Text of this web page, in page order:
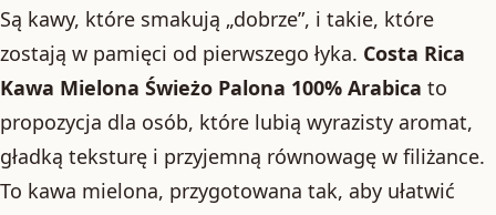
Są kawy, które smakują „dobrze”, i takie, które
zostają w pamięci od pierwszego łyka. Costa Rica
Kawa Mielona Świeżo Palona 100% Arabica to
propozycja dla osób, które lubią wyrazisty aromat,
gładką teksturę i przyjemną równowagę w filiżance.
To kawa mielona, przygotowana tak, aby ułatwić